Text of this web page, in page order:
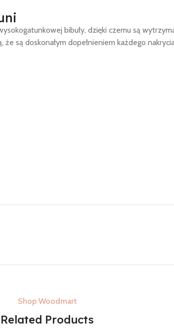
bibuły, dzięki czemu są
są doskonałym dopełnieniem każdego
Shop Woodmart
Related Products